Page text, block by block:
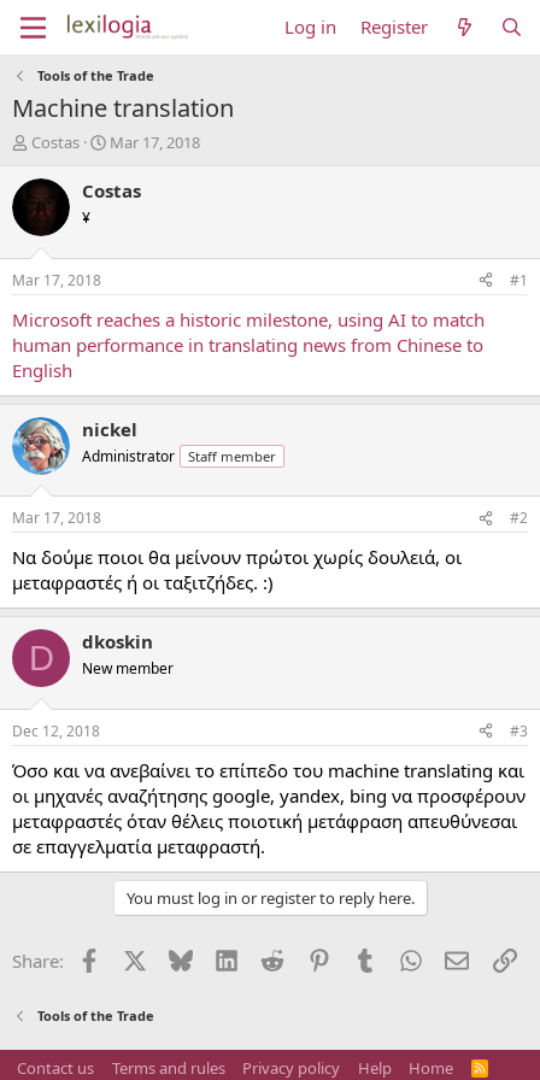
Log in Register
Tools of the Trade
Machine translation
T
r
e
d
t
a
t
e
r
Costas
S
a
t
e
Mar 17, 2018
Costas
¥
Mar 17, 2018 #1
Microsoft reaches a historic milestone, using AI to match
human performance in translating news from Chinese to
English
nickel
Administrator Staff member
Mar 17, 2018 #2
Να δούμε ποιοι θα μείνουν πρώτοι χωρίς δουλειά, οι
μεταφραστές ή οι ταξιτζήδες. :)
D dkoskin
New member
Dec 12, 2018 #3
Όσο και να ανεβαίνει το επίπεδο του machine translating και
οι μηχανές αναζήτησης google, yandex, bing να προσφέρουν
μεταφραστές όταν θέλεις ποιοτική μετάφραση απευθύνεσαι
σε επαγγελματία μεταφραστή.
You must log in or register to reply here.
Share: Facebook Bluesky LinkedInReddit PinterestTumblrWhatsApp
Email
Tools of the Trade
Contact us Terms and rules Privacy policy Help Home
R